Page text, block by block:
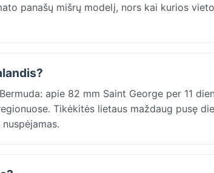
panašų mišrų modelį, nors kai kurios
apie 82 mm Saint George per 11
Tikėkitės lietaus maždaug pusę